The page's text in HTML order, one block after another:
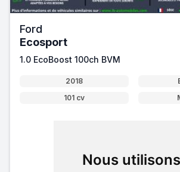
Nous
Ford
Ecosport
1.0 EcoBoost 100ch BVM
2018
101 cv
Pack essentiel inclus
En savoir plus sur nos tarifs